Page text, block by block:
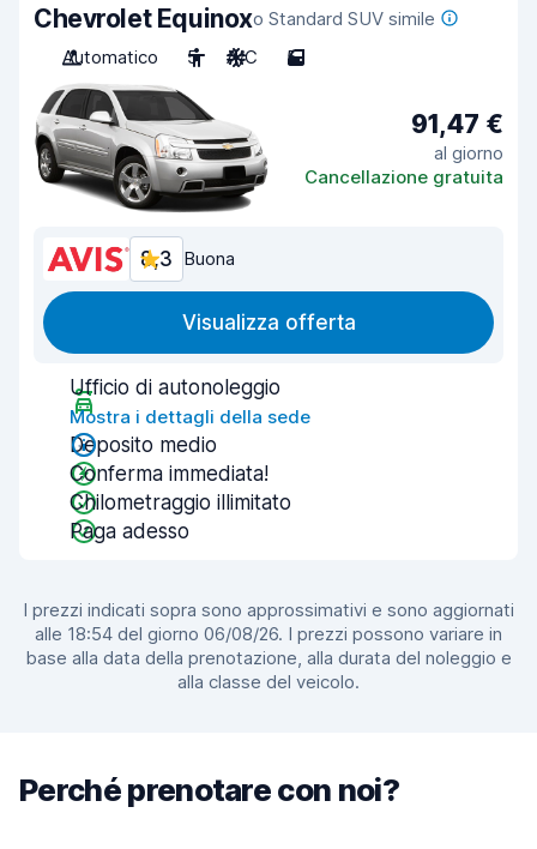
Chevrolet Equinoxo Standard SUV simile
Automatico
5 A/C 5
91,47 €
al giorno
Cancellazione gratuita
8,3 Buona
Visualizza offerta
Ufficio di autonoleggio
Mostra i dettagli della sede
Deposito medio
Conferma immediata!
Chilometraggio illimitato
Paga adesso
I prezzi indicati sopra sono approssimativi e sono aggiornati
alle 18:54 del giorno 06/08/26. I prezzi possono variare in
base alla data della prenotazione, alla durata del noleggio e
alla classe del veicolo.
Perché prenotare con noi?